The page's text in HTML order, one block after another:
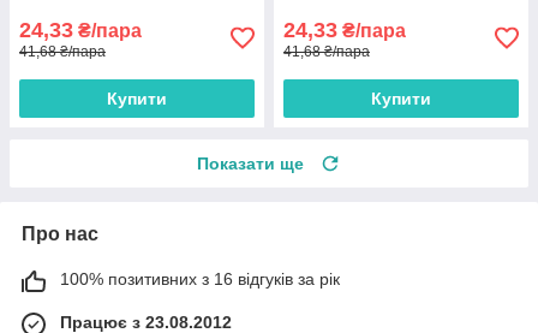
24,33 ₴/пара
41,68 ₴/пара
Купити
24,33 ₴/пара
41,68 ₴/пара
Купити
Показати ще
Про нас
100% позитивних з 16 відгуків за рік
Працює з 23.08.2012